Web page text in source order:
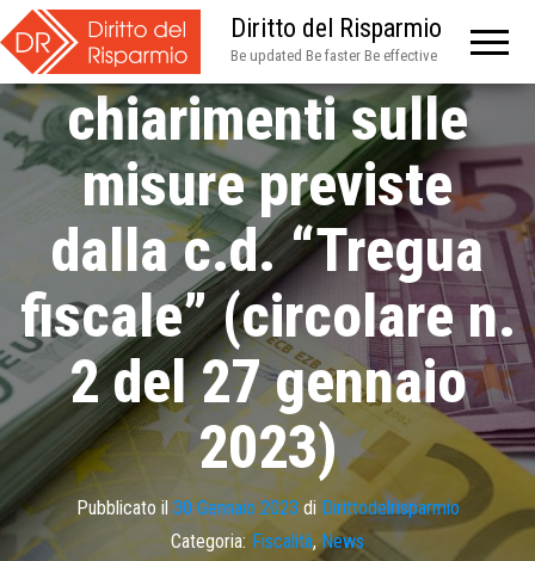
Diritto del Risparmio
Be updated Be faster Be effective
Entrate – Ulteriori
chiarimenti sulle
misure previste
dalla c.d. “Tregua
fiscale” (circolare n.
2 del 27 gennaio
2023)
Pubblicato il 30 Gennaio 2023 di Dirittodelrisparmio
Categoria: Fiscalità, News